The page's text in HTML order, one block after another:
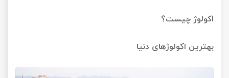
اکولوژ چیست؟
بهترین اکولوژهای دنیا